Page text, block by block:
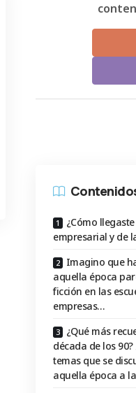
¿Cómo
empresarial y de
Imagino que
aquella época
ficción en las
empresas…
¿Qué más
década de los
temas que se
aquella época a